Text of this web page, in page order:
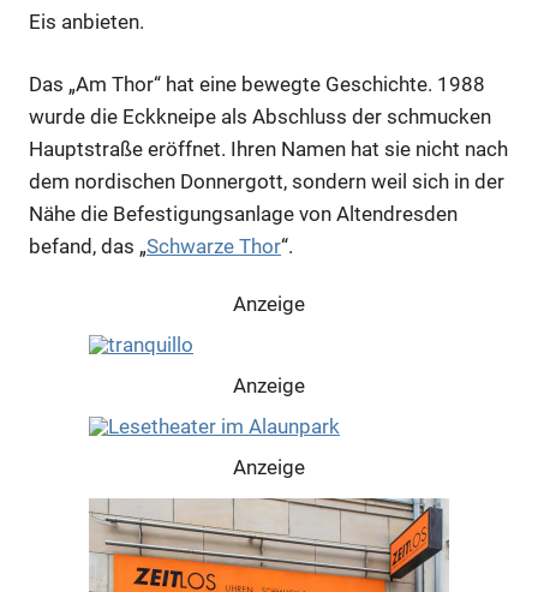
Eis anbieten.
Das „Am Thor“ hat eine bewegte Geschichte. 1988
wurde die Eckkneipe als Abschluss der schmucken
Hauptstraße eröffnet. Ihren Namen hat sie nicht nach
dem nordischen Donnergott, sondern weil sich in der
Nähe die Befestigungsanlage von Altendresden
befand, das „Schwarze Thor“.
Anzeige
Anzeige
Anzeige